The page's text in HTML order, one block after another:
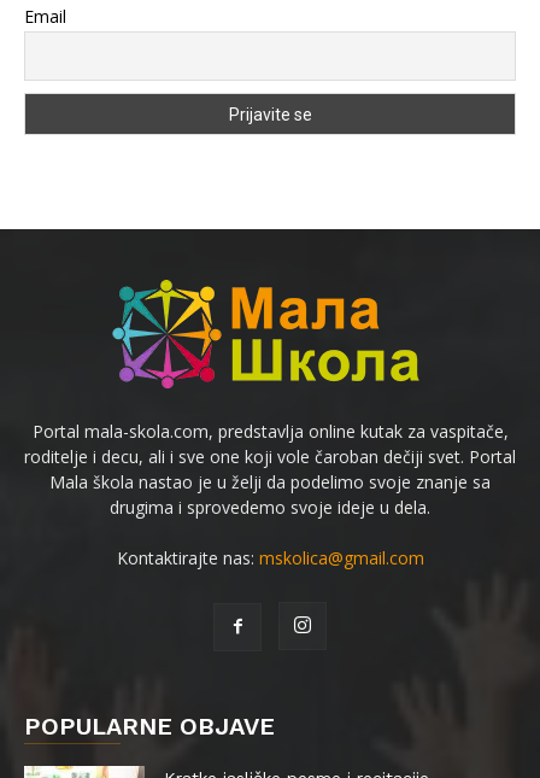
Email
Portal mala-skola.com, predstavlja online kutak za vaspitače,
roditelje i decu, ali i sve one koji vole čaroban dečiji svet. Portal
Mala škola nastao je u želji da podelimo svoje znanje sa
drugima i sprovedemo svoje ideje u dela.
Kontaktirajte nas: mskolica@gmail.com
POPULARNE OBJAVE